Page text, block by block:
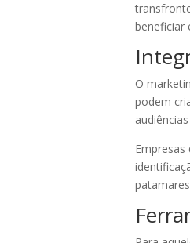
beneficiar
O
podem